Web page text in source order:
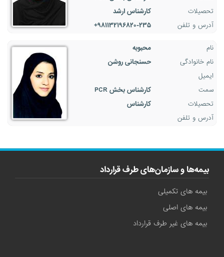
تحصیلات
کارشناس ارشد
آدرس و تلفن
۹۸۱۱۳۲۱۹۶۸۲۰-۲۳۵+
نام
محبوبه
نام خانوادگی
حسنجانی روشن
ایمیل
سمت
کارشناس بخش PCR
تحصیلات
کارشناس
آدرس و تلفن
بیمه‌ها و سازمان‌های طرف قرارداد
بیمه های تکمیلی
بیمه های اصلی
بیمه های غیر طرف قرارداد